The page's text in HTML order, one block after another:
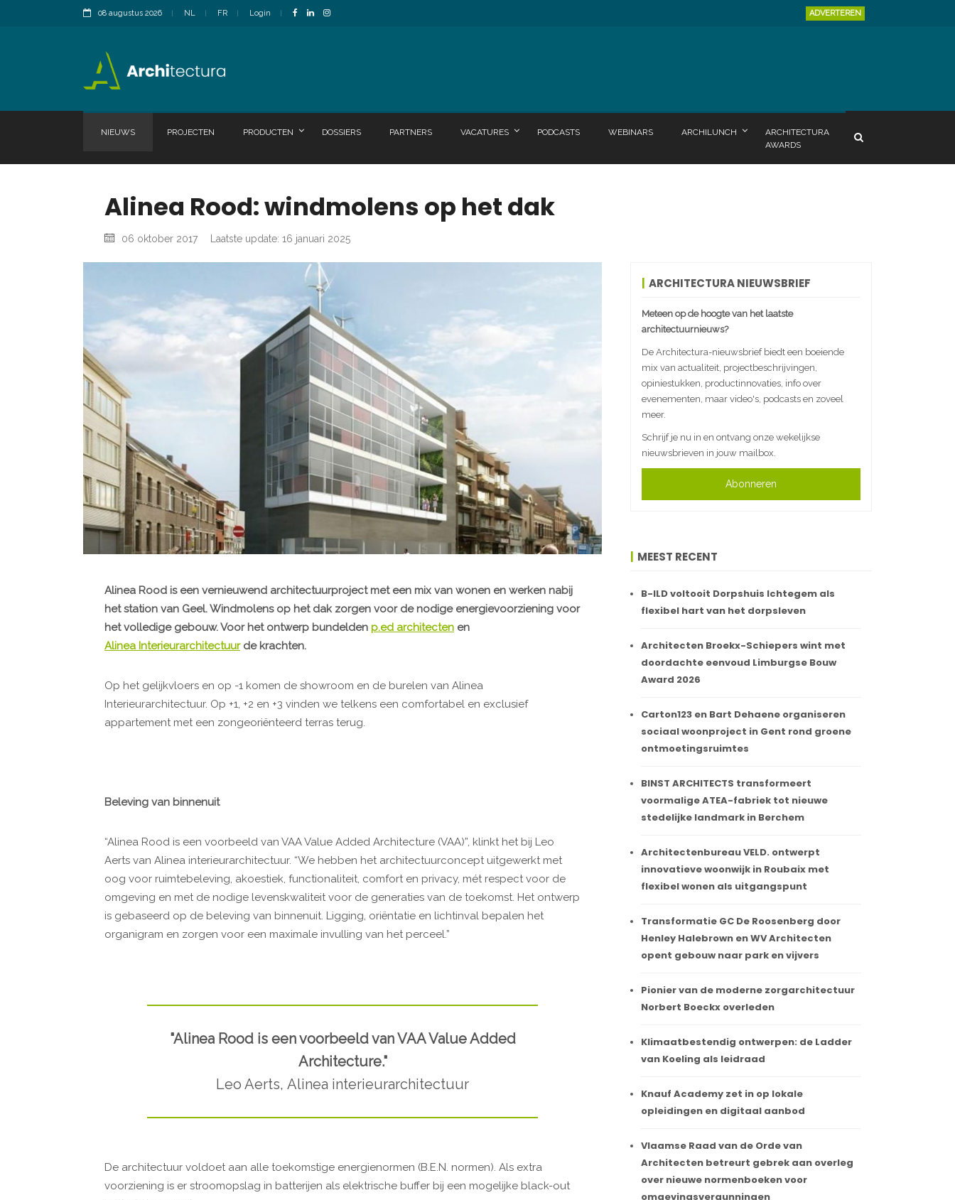
08 augustus 2026 NL FR Login ADVERTEREN
NIEUWS PROJECTEN PRODUCTEN DOSSIERS PARTNERS VACATURES PODCASTS WEBINARS ARCHILUNCH
ARCHITECTURA
AWARDS
Alinea Rood: windmolens op het dak
06 oktober 2017 Laatste update: 16 januari 2025
Alinea Rood is een vernieuwend architectuurproject met een mix van wonen en werken nabij
het station van Geel. Windmolens op het dak zorgen voor de nodige energievoorziening voor
het volledige gebouw. Voor het ontwerp bundelden p.ed architecten en
Alinea Interieurarchitectuurde krachten.
Op het gelijkvloers en op -1 komen de showroom en de burelen van Alinea
Interieurarchitectuur. Op +1, +2 en +3 vinden we telkens een comfortabel en exclusief
appartement met een zongeoriënteerd terras terug.
Beleving van binnenuit
“Alinea Rood is een voorbeeld van VAA Value Added Architecture (VAA)”, klinkt het bij Leo
Aerts van Alinea interieurarchitectuur. “We hebben het architectuurconcept uitgewerkt met
oog voor ruimtebeleving, akoestiek, functionaliteit, comfort en privacy, mét respect voor de
omgeving en met de nodige levenskwaliteit voor de generaties van de toekomst. Het ontwerp
is gebaseerd op de beleving van binnenuit. Ligging, oriëntatie en lichtinval bepalen het
organigram en zorgen voor een maximale invulling van het perceel.”
"Alinea Rood is een voorbeeld van VAA Value Added
Architecture."
Leo Aerts, Alinea interieurarchitectuur
De architectuur voldoet aan alle toekomstige energienormen (B.E.N. normen). Als extra
voorziening is er stroomopslag in batterijen als elektrische buffer bij een mogelijke black-out
ARCHITECTURA NIEUWSBRIEF
Meteen op de hoogte van het laatste
architectuurnieuws?
De Architectura-nieuwsbrief biedt een boeiende
mix van actualiteit, projectbeschrijvingen,
opiniestukken, productinnovaties, info over
evenementen, maar video's, podcasts en zoveel
meer.
Schrijf je nu in en ontvang onze wekelijkse
nieuwsbrieven in jouw mailbox.
Abonneren
MEEST RECENT
B-ILD voltooit Dorpshuis Ichtegem als
flexibel hart van het dorpsleven
Architecten Broekx-Schiepers wint met
doordachte eenvoud Limburgse Bouw
Award 2026
Carton123 en Bart Dehaene organiseren
sociaal woonproject in Gent rond groene
ontmoetingsruimtes
BINST ARCHITECTS transformeert
voormalige ATEA-fabriek tot nieuwe
stedelijke landmark in Berchem
Architectenbureau VELD. ontwerpt
innovatieve woonwijk in Roubaix met
flexibel wonen als uitgangspunt
Transformatie GC De Roosenberg door
Henley Halebrown en WV Architecten
opent gebouw naar park en vijvers
Pionier van de moderne zorgarchitectuur
Norbert Boeckx overleden
Klimaatbestendig ontwerpen: de Ladder
van Koeling als leidraad
Knauf Academy zet in op lokale
opleidingen en digitaal aanbod
Vlaamse Raad van de Orde van
Architecten betreurt gebrek aan overleg
over nieuwe normenboeken voor
omgevingsvergunningen